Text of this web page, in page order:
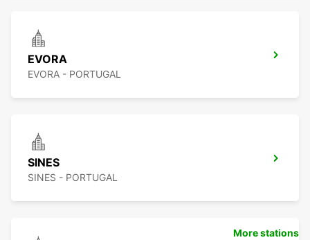
EVORA
EVORA - PORTUGAL
SINES
SINES - PORTUGAL
More stations